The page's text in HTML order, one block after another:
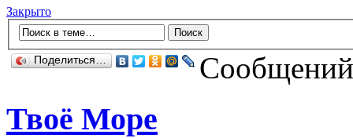
Закрыто
Поделиться…
Твоё Море